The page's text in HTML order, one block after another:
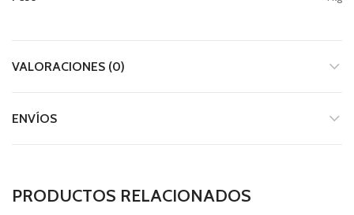
VALORACIONES (0)
ENVÍOS
PRODUCTOS RELACIONADOS